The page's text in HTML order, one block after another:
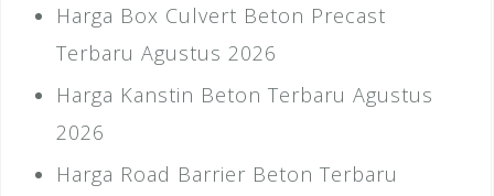
Harga Box Culvert Beton Precast
Terbaru Agustus 2026
Harga Kanstin Beton Terbaru Agustus
2026
Harga Road Barrier Beton Terbaru